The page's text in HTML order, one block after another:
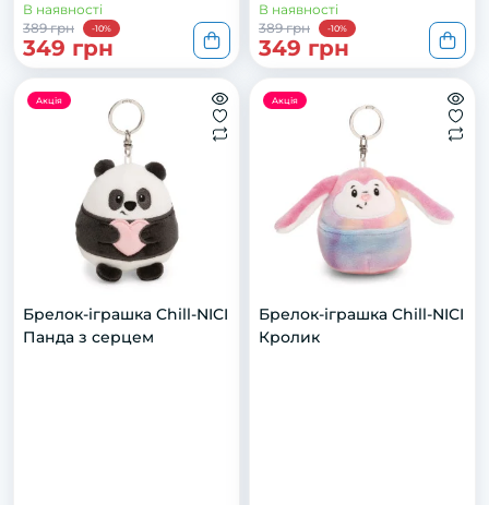
В наявності
389 грн
-10%
349 грн
В наявності
389 грн
-10%
349 грн
Акція
Брелок-іграшка Chill-NICI
Панда з серцем
Акція
Брелок-іграшка Chill-NICI
Кролик